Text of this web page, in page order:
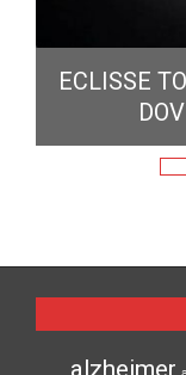
ECLISSE
alzheimer